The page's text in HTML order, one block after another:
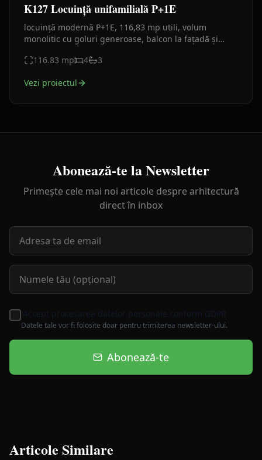
K127 Locuință unifamilială P+1E
locuință modernă P+1E, 116,83 mp utili, volum
monolitic cu goluri generoase, balcon la fațadă și
116.83 mp 4 3
Vezi proiectul
Abonează-te la Newsletter
Primește cele mai noi articole despre arhitectură
direct în inbox
Accept procesarea datelor personale conform GDPR
Datele tale vor fi folosite doar pentru trimiterea newsletter-ului.
Abonează-te
Articole Similare